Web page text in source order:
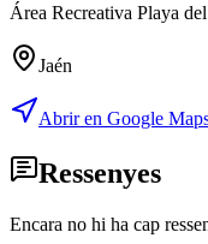
Área Recreativa Playa
Jaén
Abrir en Google
Ressenyes
Encara no hi ha cap